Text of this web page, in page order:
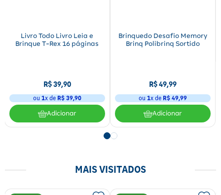
Livro Todo Livro Leia e
Brinque T-Rex 16 páginas
R$39,90
ou 1x de R$ 39,90
Adicionar
Brinquedo Desafio Memory
Brinq Polibrinq Sortido
R$49,99
ou 1x de R$ 49,99
Adicionar
MAIS VISITADOS